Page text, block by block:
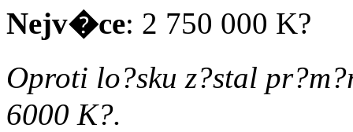
Nejv�ce: 2 750 000 K?
Oproti lo?sku z?stal
6000 K?.